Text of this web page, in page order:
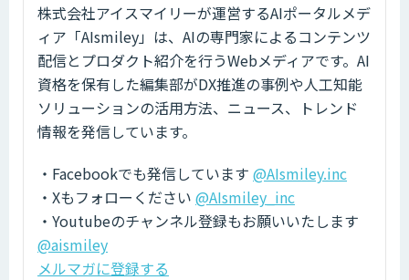
株式会社アイスマイリーが運営するAIポータルメデ
ィア「AIsmiley」は、AIの専門家によるコンテンツ
配信とプロダクト紹介を行うWebメディアです。AI
資格を保有した編集部がDX推進の事例や人工知能
ソリューションの活用方法、ニュース、トレンド
情報を発信しています。
・Facebookでも発信しています @AIsmiley.inc
・Xもフォローください @AIsmiley_inc
・Youtubeのチャンネル登録もお願いいたします
@aismiley
メルマガに登録する